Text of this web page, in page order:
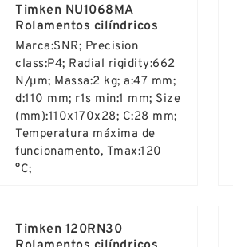
Timken NU1068MA
Rolamentos cilíndricos
Marca:SNR; Precision
class:P4; Radial rigidity:662
N/µm; Massa:2 kg; a:47 mm;
d:110 mm; r1s min:1 mm; Size
(mm):110x170x28; C:28 mm;
Temperatura máxima de
funcionamento, Tmax:120
°C;
Timken 120RN30